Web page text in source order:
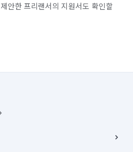
안한 프리랜서의 지원서도 확인할